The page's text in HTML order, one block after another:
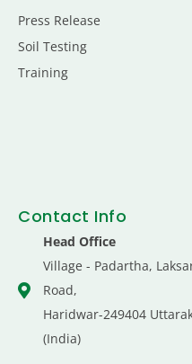
Press Release
Soil Testing
Training
Contact Info
Head Office
Village - Padartha,
Road,
Haridwar-249404
(India)